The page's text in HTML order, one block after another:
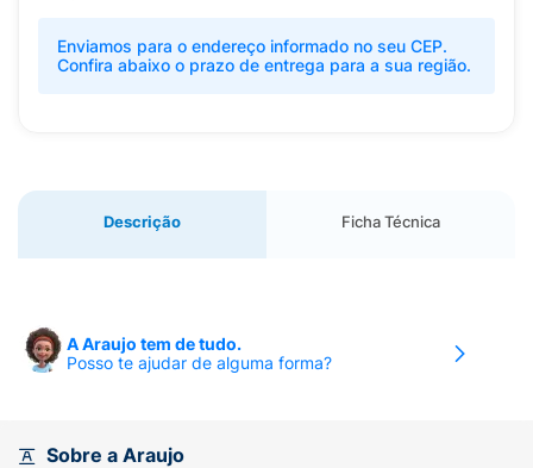
Enviamos para o endereço informado no seu CEP.
Confira abaixo o prazo de entrega para a sua região.
Descrição Ficha Técnica
A Araujo tem de tudo.
Posso te ajudar de alguma forma?
Sobre a Araujo